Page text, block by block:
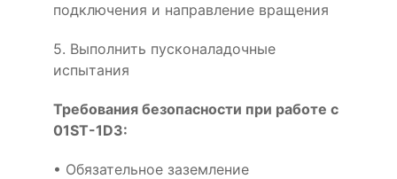
подключения и направление вращения
5. Выполнить пусконаладочные
испытания
Требования безопасности при работе с
01ST-1D3:
• Обязательное заземление